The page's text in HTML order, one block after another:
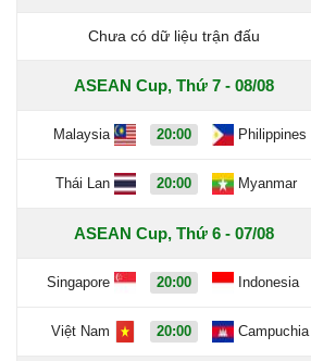
Chưa có dữ liệu trận đấu
ASEAN Cup, Thứ 7 - 08/08
Malaysia 20:00 Philippines
Thái Lan 20:00 Myanmar
ASEAN Cup, Thứ 6 - 07/08
Singapore 20:00 Indonesia
Việt Nam 20:00 Campuchia